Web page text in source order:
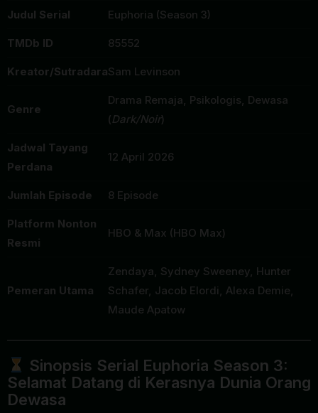
Judul Serial Euphoria (Season 3)
TMDb ID 85552
Kreator/SutradaraSam Levinson
Genre
Drama Remaja, Psikologis, Dewasa
(Dark/Noir)
Jadwal Tayang
Perdana
12 April 2026
Jumlah Episode 8 Episode
Platform Nonton
Resmi
HBO & Max (HBO Max)
Pemeran Utama
Zendaya, Sydney Sweeney, Hunter
Schafer, Jacob Elordi, Alexa Demie,
Maude Apatow
Sinopsis Serial Euphoria Season 3:
Selamat Datang di Kerasnya Dunia Orang
Dewasa